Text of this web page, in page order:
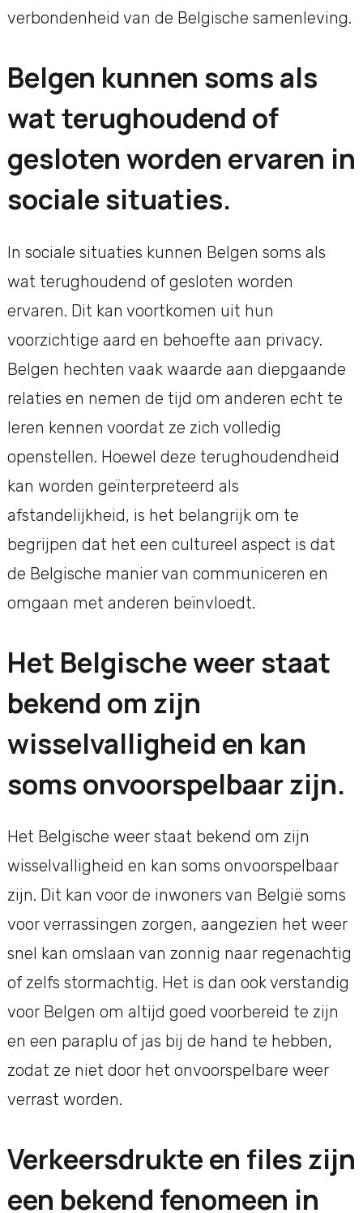
verbondenheid van de Belgische samenleving.
Belgen kunnen soms als
wat terughoudend of
gesloten worden ervaren in
sociale situaties.
In sociale situaties kunnen Belgen soms als
wat terughoudend of gesloten worden
ervaren. Dit kan voortkomen uit hun
voorzichtige aard en behoefte aan privacy.
Belgen hechten vaak waarde aan diepgaande
relaties en nemen de tijd om anderen echt te
leren kennen voordat ze zich volledig
openstellen. Hoewel deze terughoudendheid
kan worden geïnterpreteerd als
afstandelijkheid, is het belangrijk om te
begrijpen dat het een cultureel aspect is dat
de Belgische manier van communiceren en
omgaan met anderen beïnvloedt.
Het Belgische weer staat
bekend om zijn
wisselvalligheid en kan
soms onvoorspelbaar zijn.
Het Belgische weer staat bekend om zijn
wisselvalligheid en kan soms onvoorspelbaar
zijn. Dit kan voor de inwoners van België soms
voor verrassingen zorgen, aangezien het weer
snel kan omslaan van zonnig naar regenachtig
of zelfs stormachtig. Het is dan ook verstandig
voor Belgen om altijd goed voorbereid te zijn
en een paraplu of jas bij de hand te hebben,
zodat ze niet door het onvoorspelbare weer
verrast worden.
Verkeersdrukte en files zijn
een bekend fenomeen in